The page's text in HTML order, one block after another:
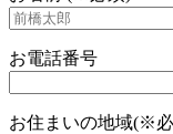
お電話番号
お住まいの地域(※